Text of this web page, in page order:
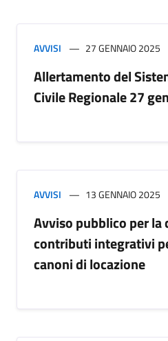
AVVISI 27 GENNAIO 2025
Allertamento del
Civile Regionale 27
AVVISI 13 GENNAIO 2025
Avviso pubblico per la
contributi integrativi
canoni di locazione